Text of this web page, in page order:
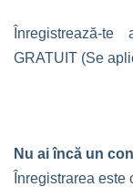
Înregistrează-
GRATUIT (Se
Nu ai încă un
Înregistrarea este